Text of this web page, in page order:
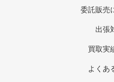
委託販売
出張
買取実
よくあ